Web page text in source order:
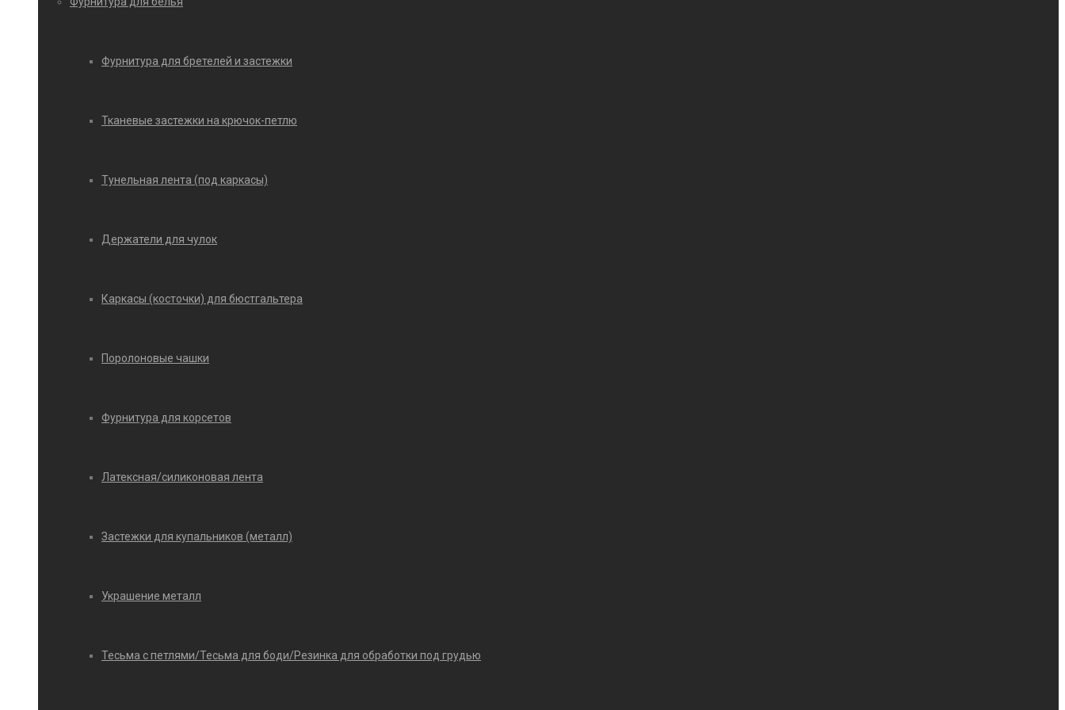
Фурнитура для бретелей и застежки
Тканевые застежки на крючок-петлю
Тунельная лента (под каркасы)
Держатели для чулок
Каркасы (косточки) для бюстгальтера
Поролоновые чашки
Фурнитура для корсетов
Латексная/силиконовая лента
Застежки для купальников (металл)
Украшение металл
Тесьма с петлями/Тесьма для боди/Резинка для обработки под грудью